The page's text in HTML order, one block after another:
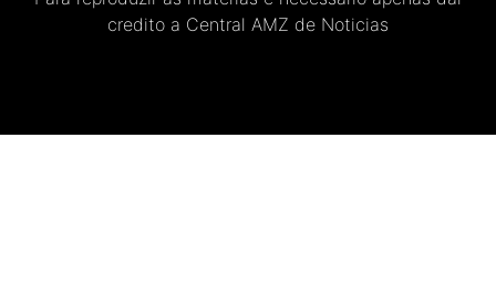
credito a Central AMZ de Noticias